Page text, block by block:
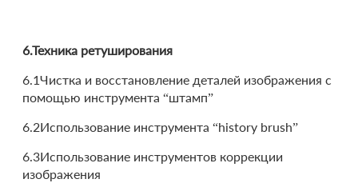
6.Техника ретуширования
6.1Чистка и восстановление деталей изображения с
помощью инструмента “штамп”
6.2Использование инструмента “history brush”
6.3Использование инструментов коррекции
изображения